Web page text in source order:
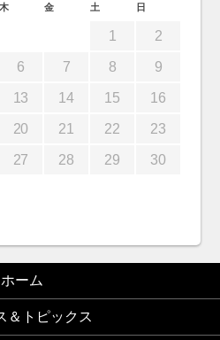
木 金 土 日
1 2
6 7 8 9
13 14 15 16
20 21 22 23
27 28 29 30
ホーム
＆トピックス